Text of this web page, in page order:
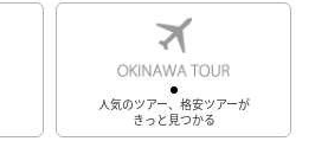
人気のツアー、格安ツアーが
きっと見つかる